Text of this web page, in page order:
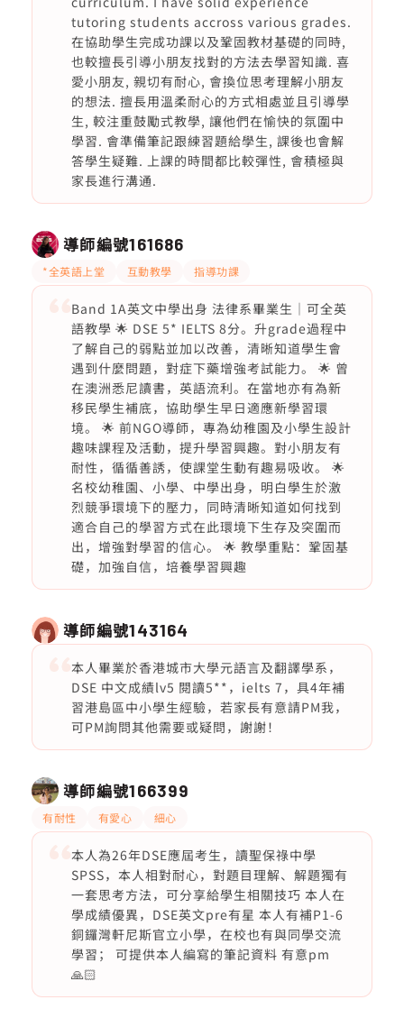
tutoring students accross various grades.
在協助學生完成功課以及鞏固教材基礎的同時,
也較擅長引導小朋友找對的方法去學習知識. 喜
愛小朋友, 親切有耐心, 會換位思考理解小朋友
的想法. 擅長用溫柔耐心的方式相處並且引導學
生, 較注重鼓勵式教學, 讓他們在愉快的氛圍中
學習. 會準備筆記跟練習題給學生, 課後也會解
答學生疑難. 上課的時間都比較彈性, 會積極與
家長進行溝通.
導師編號161686
*全英語上堂 互動教學 指導功課
Band 1A英文中學出身 法律系畢業生｜可全英
語教學 🌟 DSE 5* IELTS 8分。升grade過程中
了解自己的弱點並加以改善，清晰知道學生會
遇到什麼問題，對症下藥增強考試能力。 🌟 曾
在澳洲悉尼讀書，英語流利。在當地亦有為新
移民學生補底，協助學生早日適應新學習環
境。 🌟 前NGO導師，專為幼稚園及小學生設計
趣味課程及活動，提升學習興趣。對小朋友有
耐性，循循善誘，使課堂生動有趣易吸收。 🌟
名校幼稚園、小學、中學出身，明白學生於激
烈競爭環境下的壓力，同時清晰知道如何找到
適合自己的學習方式在此環境下生存及突圍而
出，增強對學習的信心。 🌟 教學重點：鞏固基
礎，加強自信，培養學習興趣
導師編號143164
本人畢業於香港城市大學元語言及翻譯學系，
DSE 中文成績lv5 閱讀5**，ielts 7，具4年補
習港島區中小學生經驗，若家長有意請PM我，
可PM詢問其他需要或疑問，謝謝！
導師編號166399
有耐性 有愛心 細心
本人為26年DSE應屆考生，讀聖保祿中學
SPSS，本人相對耐心，對題目理解、解題獨有
一套思考方法，可分享給學生相關技巧 本人在
學成績優異，DSE英文pre有星 本人有補P1-6
銅鑼灣軒尼斯官立小學，在校也有與同學交流
學習； 可提供本人編寫的筆記資料 有意pm
🙏🏻